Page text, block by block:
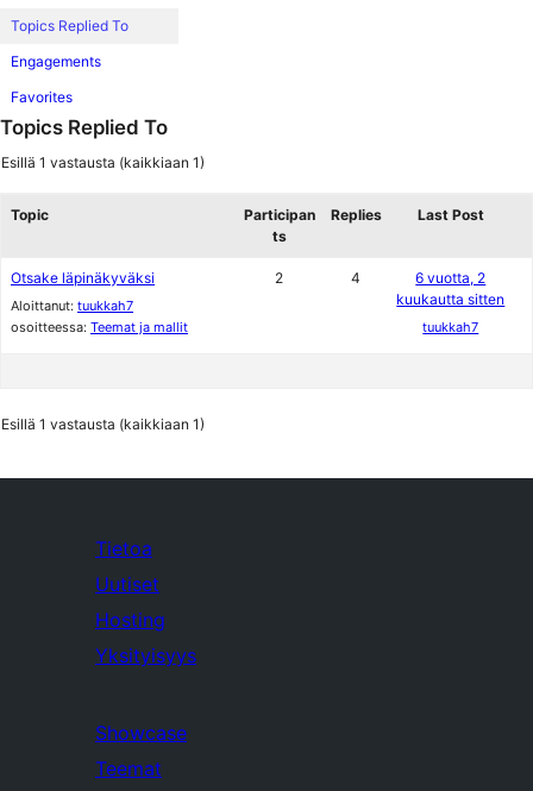
Topics Replied To
Engagements
Favorites
Topics Replied To
Esillä 1 vastausta (kaikkiaan 1)
Topic
Participan
ts
Replies Last Post
Otsake läpinäkyväksi
Aloittanut: tuukkah7
osoitteessa: Teemat ja mallit
2 4
6 vuotta, 2
kuukautta sitten
tuukkah7
Esillä 1 vastausta (kaikkiaan 1)
Tietoa
Uutiset
Hosting
Yksityisyys
Showcase
Teemat